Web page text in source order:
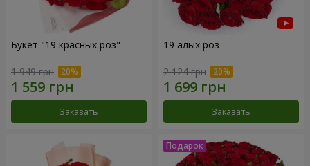
Букет "19 красных роз"
1 949 грн
Заказать
19 алых роз
2 124 грн
Заказать